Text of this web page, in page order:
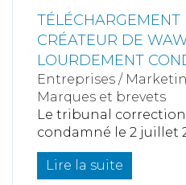
TÉLÉCHARGEMENT
CRÉATEUR DE
LOURDEMENT
Entreprises /
Marques et brevets
Le tribunal
condamné le 2 juillet
Lire la suite